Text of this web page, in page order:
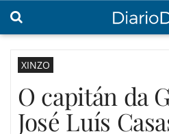
XINZO
O capitán da
José Luís